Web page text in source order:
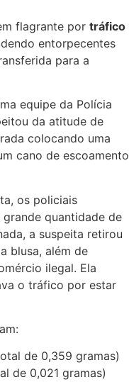
flagrante por tráfico
entorpecentes
para a
equipe da Polícia
da atitude de
colocando uma
cano de escoamento
os policiais
quantidade de
a suspeita retirou
blusa, além de
ilegal. Ela
o tráfico por estar
de 0,359 gramas)
de 0,021 gramas)